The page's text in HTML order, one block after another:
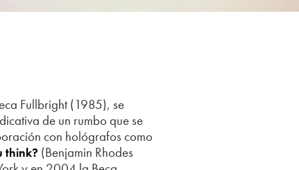
Fullbright (1985), se
de un rumbo que se
con hológrafos como
think? (Benjamin Rhodes